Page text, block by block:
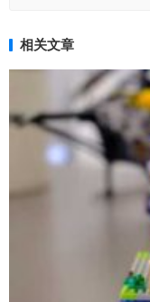
相关文章